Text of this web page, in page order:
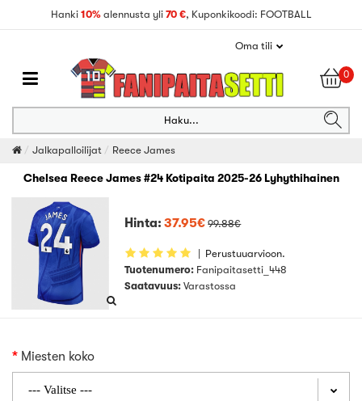
Hanki 10% alennusta yli 70 €, Kuponkikoodi: FOOTBALL
Oma tili
0
Haku...
Jalkapalloilijat Reece James
Chelsea Reece James #24 Kotipaita 2025-26 Lyhythihainen
Hinta: 37.95€ 99.88€
| Perustuuarvioon.
Tuotenumero: Fanipaitasetti_448
Saatavuus: Varastossa
Miesten koko